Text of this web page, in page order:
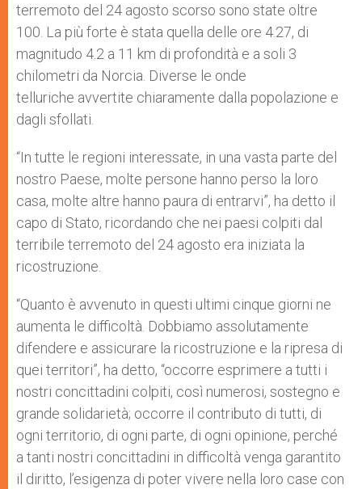
terremoto del 24 agosto scorso sono state oltre
100. La più forte è stata quella delle ore 4.27, di
magnitudo 4.2 a 11 km di profondità e a soli 3
chilometri da Norcia. Diverse le onde
telluriche avvertite chiaramente dalla popolazione e
dagli sfollati.
“In tutte le regioni interessate, in una vasta parte del
nostro Paese, molte persone hanno perso la loro
casa, molte altre hanno paura di entrarvi”, ha detto il
capo di Stato, ricordando che nei paesi colpiti dal
terribile terremoto del 24 agosto era iniziata la
ricostruzione.
“Quanto è avvenuto in questi ultimi cinque giorni ne
aumenta le difficoltà. Dobbiamo assolutamente
difendere e assicurare la ricostruzione e la ripresa di
quei territori”, ha detto, “occorre esprimere a tutti i
nostri concittadini colpiti, così numerosi, sostegno e
grande solidarietà; occorre il contributo di tutti, di
ogni territorio, di ogni parte, di ogni opinione, perché
a tanti nostri concittadini in difficoltà venga garantito
il diritto, l’esigenza di poter vivere nella loro case con